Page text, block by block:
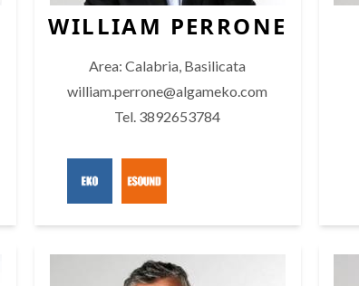
WILLIAM PERRONE
Area: Calabria, Basilicata
william.perrone@algameko.com
Tel. 3892653784